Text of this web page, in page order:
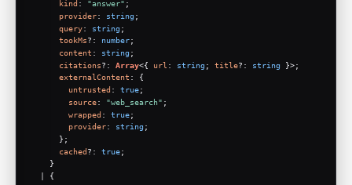
kind : "answer" ;
provider: string ;
query: string ;
tookMs?: number;
content : string ;
citations?: Array<{ url : string ; title?: string }>;
externalContent : {
untrusted : true;
source: "web_search" ;
wrapped : true;
provider: string ;
      };
cached?: true;
    }
  | {